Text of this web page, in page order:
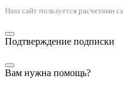
Наш сайт пользуется расчетами
Подтверждение подписки
Вам нужна помощь?